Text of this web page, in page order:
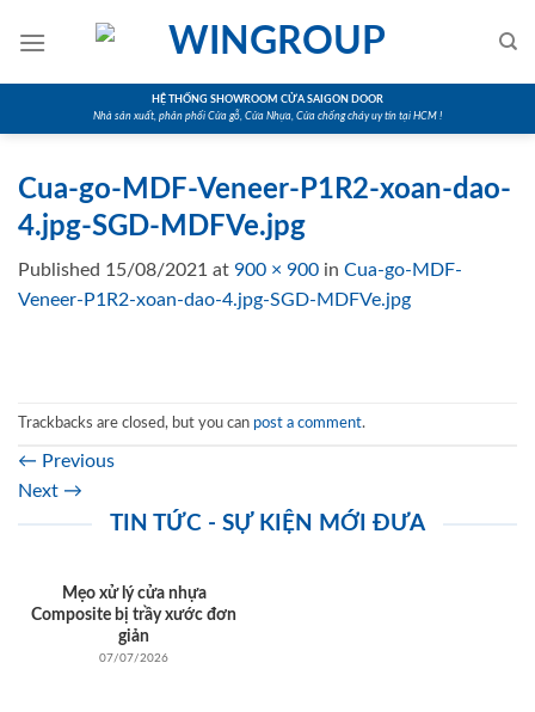
HỆ THỐNG SHOWROOM CỬA SAIGON DOOR
Nhà sản xuất, phân phối Cửa gỗ, Cửa Nhựa, Cửa chống cháy uy tín tại HCM !
Cua-go-MDF-Veneer-P1R2-xoan-dao-
4.jpg-SGD-MDFVe.jpg
Published 15/08/2021 at 900 × 900 in Cua-go-MDF-
Veneer-P1R2-xoan-dao-4.jpg-SGD-MDFVe.jpg
Trackbacks are closed, but you can post a comment.
← Previous
Next →
TIN TỨC - SỰ KIỆN MỚI ĐƯA
Mẹo xử lý cửa nhựa
Composite bị trầy xước đơn
giản
07/07/2026